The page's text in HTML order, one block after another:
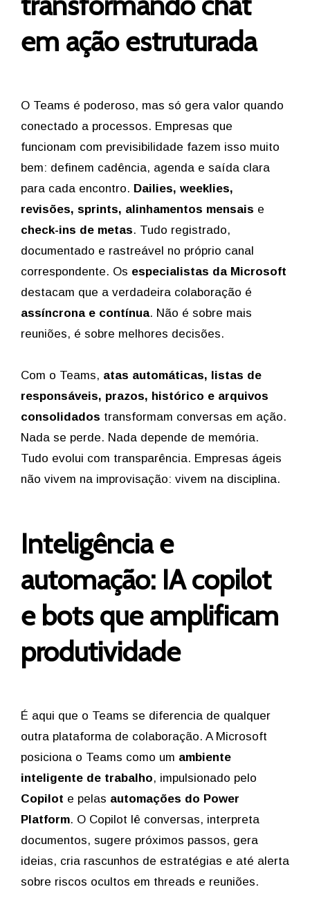
em ação estruturada
O Teams é poderoso, mas só gera valor quando
conectado a processos. Empresas que
funcionam com previsibilidade fazem isso muito
bem: definem cadência, agenda e saída clara
para cada encontro. Dailies, weeklies,
revisões, sprints, alinhamentos mensais e
check-ins de metas. Tudo registrado,
documentado e rastreável no próprio canal
correspondente. Os especialistas da Microsoft
destacam que a verdadeira colaboração é
assíncrona e contínua. Não é sobre mais
reuniões, é sobre melhores decisões.
Com o Teams, atas automáticas, listas de
responsáveis, prazos, histórico e arquivos
consolidados transformam conversas em ação.
Nada se perde. Nada depende de memória.
Tudo evolui com transparência. Empresas ágeis
não vivem na improvisação: vivem na disciplina.
Inteligência e
automação: IA copilot
e bots que amplificam
produtividade
É aqui que o Teams se diferencia de qualquer
outra plataforma de colaboração. A Microsoft
posiciona o Teams como um ambiente
inteligente de trabalho, impulsionado pelo
Copilot e pelas automações do Power
Platform. O Copilot lê conversas, interpreta
documentos, sugere próximos passos, gera
ideias, cria rascunhos de estratégias e até alerta
sobre riscos ocultos em threads e reuniões.